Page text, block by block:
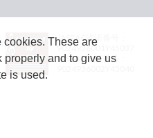
JASRAC許諾番号：
9024936001Y45037
JASRAC許諾番号：
cookies. These are
properly and to give us
is used.